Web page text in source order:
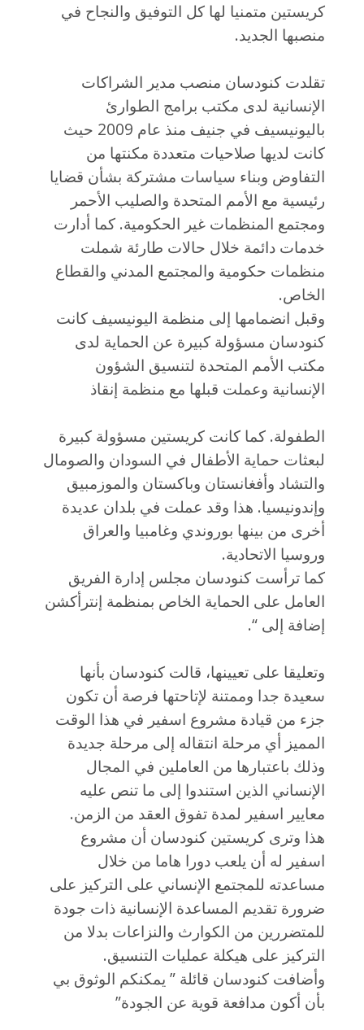
كريستين متمنيا لها كل التوفيق والنجاح في
منصبها الجديد.
تقلدت كنودسان منصب مدير الشراكات
الإنسانية لدى مكتب برامج الطوارئ
باليونيسيف في جنيف منذ عام 2009 حيث
كانت لديها صلاحيات متعددة مكنتها من
التفاوض وبناء سياسات مشتركة بشأن قضايا
رئيسية مع الأمم المتحدة والصليب الأحمر
ومجتمع المنظمات غير الحكومية. كما أدارت
خدمات دائمة خلال حالات طارئة شملت
منظمات حكومية والمجتمع المدني والقطاع
الخاص.
وقبل انضمامها إلى منظمة اليونيسيف كانت
كنودسان مسؤولة كبيرة عن الحماية لدى
مكتب الأمم المتحدة لتنسيق الشؤون
الإنسانية وعملت قبلها مع منظمة إنقاذ
الطفولة. كما كانت كريستين مسؤولة كبيرة
لبعثات حماية الأطفال في السودان والصومال
والتشاد وأفغانستان وباكستان والموزمبيق
وإندونيسيا. هذا وقد عملت في بلدان عديدة
أخرى من بينها بوروندي وغامبيا والعراق
وروسيا الاتحادية.
كما ترأست كنودسان مجلس إدارة الفريق
العامل على الحماية الخاص بمنظمة إنترأكشن
إضافة إلى “.
وتعليقا على تعيينها، قالت كنودسان بأنها
سعيدة جدا وممتنة لإتاحتها فرصة أن تكون
جزء من قيادة مشروع اسفير في هذا الوقت
المميز أي مرحلة انتقاله إلى مرحلة جديدة
وذلك باعتبارها من العاملين في المجال
الإنساني الذين استندوا إلى ما تنص عليه
معايير اسفير لمدة تفوق العقد من الزمن.
هذا وترى كريستين كنودسان أن مشروع
اسفير له أن يلعب دورا هاما من خلال
مساعدته للمجتمع الإنساني على التركيز على
ضرورة تقديم المساعدة الإنسانية ذات جودة
للمتضررين من الكوارث والنزاعات بدلا من
التركيز على هيكلة عمليات التنسيق.
وأضافت كنودسان قائلة ” يمكنكم الوثوق بي
بأن أكون مدافعة قوية عن الجودة”